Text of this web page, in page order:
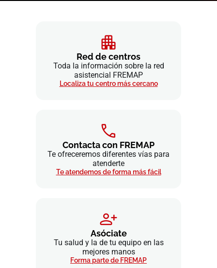
Red de centros
Toda la información sobre la red
asistencial FREMAP
Localiza tu centro más cercano
Contacta con FREMAP
Te ofreceremos diferentes vías para
atenderte
Te atendemos de forma más fácil
Asóciate
Tu salud y la de tu equipo en las
mejores manos
Forma parte de FREMAP